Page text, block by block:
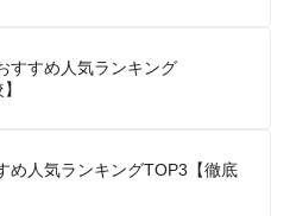
すすめ人気ランキング
め人気ランキングTOP3【徹底